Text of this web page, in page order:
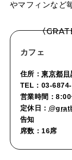
やマフィンなど
〈
カフェ
住所：東京都
TEL：03-
営業時間：
定休日：
告知
席数：16席